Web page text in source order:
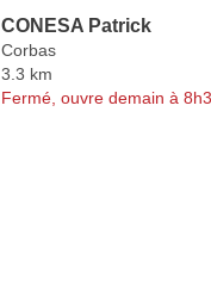
CONESA Patrick
Corbas
3.3 km
Fermé, ouvre demain à